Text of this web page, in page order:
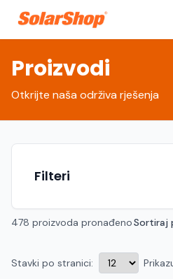
Hrvatski
Proizvodi
Otkrijte naša održiva rješenja
Filteri
478 proizvoda pronađenoSortiraj
Stavki po stranici: